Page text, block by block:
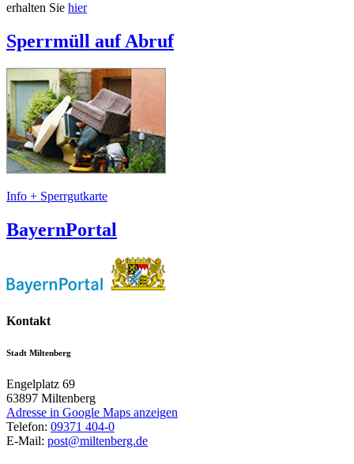
erhalten Sie hier
Sperrmüll auf Abruf
Info + Sperrgutkarte
BayernPortal
Kontakt
Stadt Miltenberg
Engelplatz 69
63897 Miltenberg
Adresse in Google Maps anzeigen
Telefon: 09371 404-0
E-Mail: post@miltenberg.de